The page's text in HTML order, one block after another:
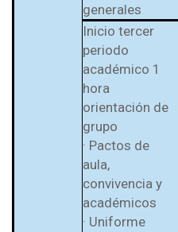
generales
Inicio tercer
periodo
académico 1
hora
orientación de
grupo
· Pactos de
aula,
convivencia y
académicos
· Uniforme